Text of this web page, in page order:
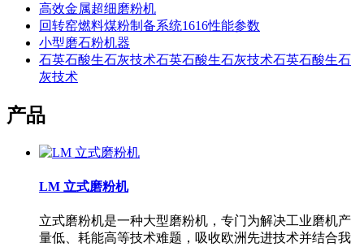
高效金属超细磨粉机
回转窑燃料煤粉制备系统1616性能参数
小型磨石粉机器
石英石酸生石灰技术石英石酸生石灰技术石英石酸生石
灰技术
产品
LM 立式磨粉机
立式磨粉机是一种大型磨粉机，专门为解决工业磨机产
量低、耗能高等技术难题，吸收欧洲先进技术并结合我